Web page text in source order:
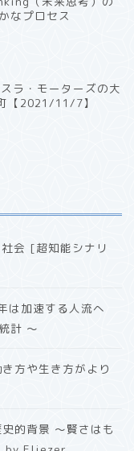
なプロセス
ラ・モーターズの大
【2021/11/7】
会 [超知能シナリ
は加速する人流へ
計 〜
方や生き方がより
的背景 〜賢さはも